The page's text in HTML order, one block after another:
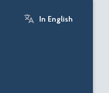
In English